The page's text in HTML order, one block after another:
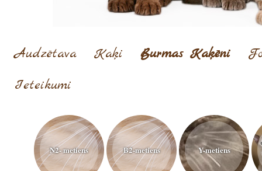
Audzētava Kaķi Burmas Kaķēni
Ieteikumi
N2- metiens B2-metiens Y-metiens